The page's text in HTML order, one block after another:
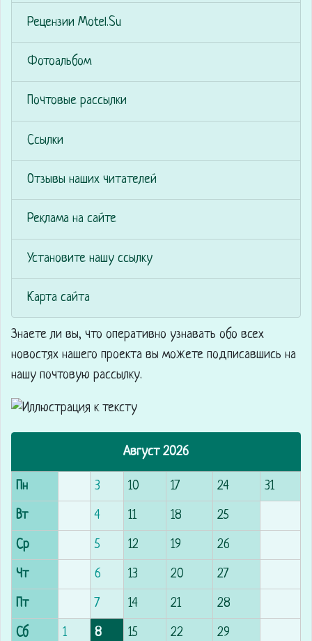
Рецензии Motel.Su
Фотоальбом
Почтовые рассылки
Ссылки
Отзывы наших читателей
Реклама на сайте
Установите нашу ссылку
Карта сайта
Знаете ли вы, что оперативно узнавать обо всех
новостях нашего проекта вы можете подписавшись на
нашу почтовую рассылку.
Август 2026
Пн 3 10 17 24
31
Вт
4 11 18
25
Ср
5 12 19
26
Чт
6 13 20
27
Пт
7 14 21
28
Сб
1 8 15 22 29